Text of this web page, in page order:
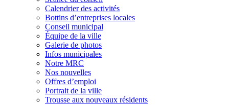
Calendrier des activités
Bottins d’entreprises locales
Conseil municipal
Équipe de la ville
Galerie de photos
Infos municipales
Notre MRC
Nos nouvelles
Offres d’emploi
Portrait de la ville
Trousse aux nouveaux résidents